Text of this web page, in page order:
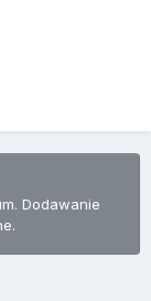
Dodawanie